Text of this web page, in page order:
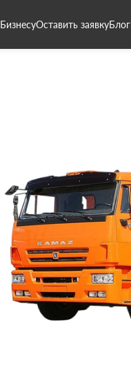
БизнесуОставить заявкуБлог